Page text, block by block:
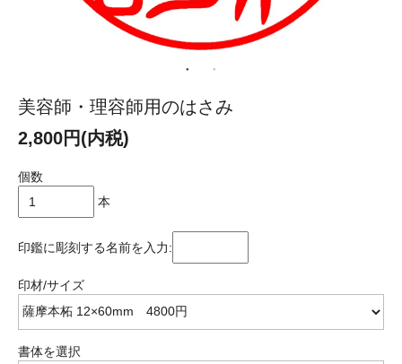
美容師・理容師用のはさみ
2,800円(内税)
個数
本
印鑑に彫刻する名前を入力:
印材/サイズ
書体を選択